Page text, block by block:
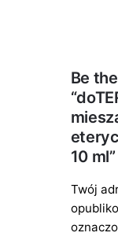
Be
10 ml”
Twój